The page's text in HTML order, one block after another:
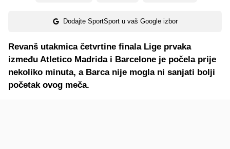
Dodajte SportSport u vaš Google izbor
Revanš utakmica četvrtine finala Lige prvaka
između Atletico Madrida i Barcelone je počela prije
nekoliko minuta, a Barca nije mogla ni sanjati bolji
početak ovog meča.